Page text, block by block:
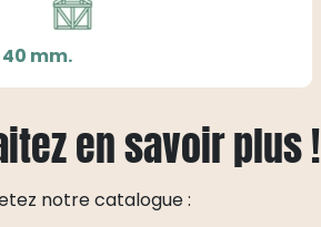
mm.
en savoir plus !
notre catalogue :